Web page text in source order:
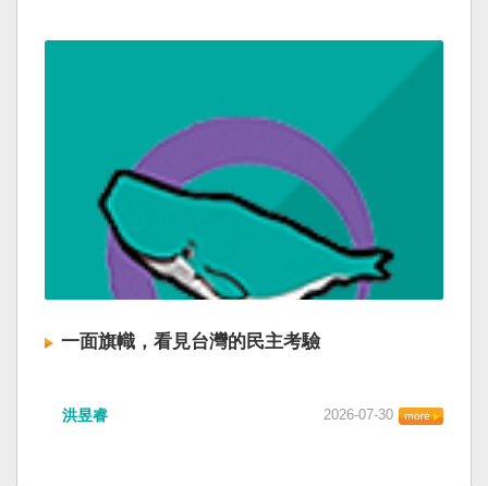
一面旗幟，看見台灣的民主考驗
洪昱睿 2026-07-30